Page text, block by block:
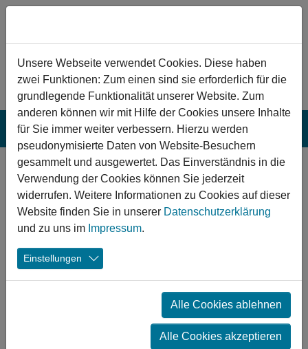
Zum Hauptinhalt springen
Nördlingen:
Ersatzneubau
eines
Quartierszentrums
ehemaliges Pfarrheim durch ein modernes,
multifunktionales und barrierefreies Quartierszentrum
ersetzt werden. So wird zukünftig durch die vielfältigen
Nutzungsmöglichkeiten der Quartierszusammenhalt
Unsere Webseite verwendet Cookies. Diese haben
zwei Funktionen: Zum einen sind sie erforderlich für die
grundlegende Funktionalität unserer Website. Zum
anderen können wir mit Hilfe der Cookies unsere Inhalte
für Sie immer weiter verbessern. Hierzu werden
pseudonymisierte Daten von Website-Besuchern
gesammelt und ausgewertet. Das Einverständnis in die
Verwendung der Cookies können Sie jederzeit
widerrufen. Weitere Informationen zu Cookies auf dieser
Website finden Sie in unserer Datenschutzerklärung
und zu uns im Impressum.
Einstellungen
Alle Cookies ablehnen
Alle Cookies akzeptieren